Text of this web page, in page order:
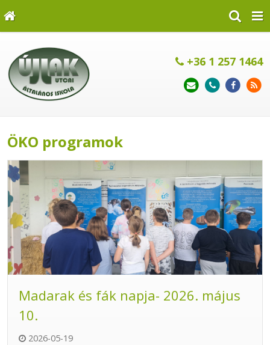
+36 1 257 1464
ÖKO programok
Madarak és fák napja- 2026. május
10.
2026-05-19